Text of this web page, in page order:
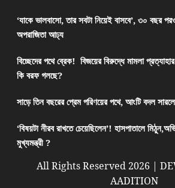
‘যাকে ভালবাসো, তার সবটা নিয়েই বাসবে’, ৩০ বছর
অপরাজিতা আঢ্য
বিচ্ছেদের পথে ব্রেক! বিজয়ের বিরুদ্ধে মামলা
কি বরফ গলছে?
সাড়ে তিন বছরের প্রেম পরিণয়ের পথে, আংটি বদল
‘বিষয়টা নীরব রাখতে চেয়েছিলেন’! হাসপাতালে
মুখ্যমন্ত্রী ?
All Rights Reserved 2026 |
AADITION